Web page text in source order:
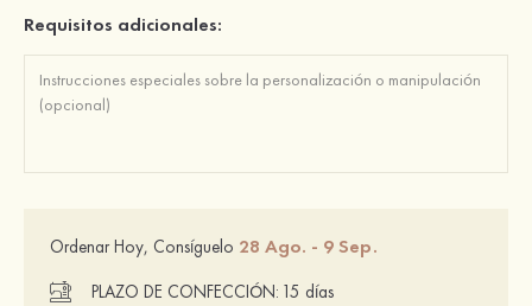
Requisitos adicionales:
Ordenar Hoy, Consíguelo 28 Ago. - 9 Sep.
PLAZO DE CONFECCIÓN: 15 días